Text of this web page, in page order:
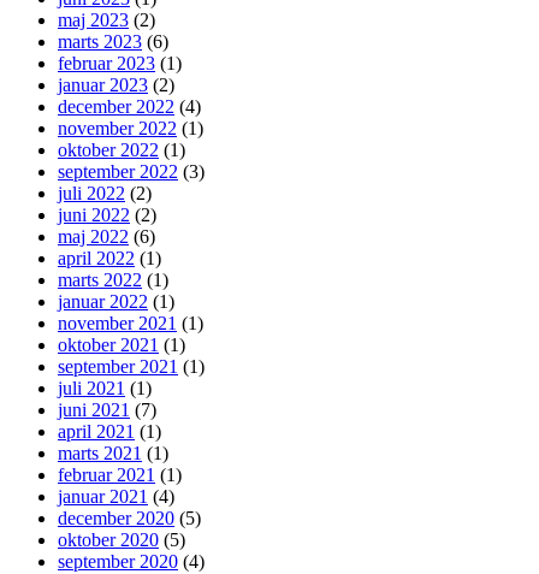
maj 2023 (2)
marts 2023 (6)
februar 2023 (1)
januar 2023 (2)
december 2022 (4)
november 2022 (1)
oktober 2022 (1)
september 2022 (3)
juli 2022 (2)
juni 2022 (2)
maj 2022 (6)
april 2022 (1)
marts 2022 (1)
januar 2022 (1)
november 2021 (1)
oktober 2021 (1)
september 2021 (1)
juli 2021 (1)
juni 2021 (7)
april 2021 (1)
marts 2021 (1)
februar 2021 (1)
januar 2021 (4)
december 2020 (5)
oktober 2020 (5)
september 2020 (4)